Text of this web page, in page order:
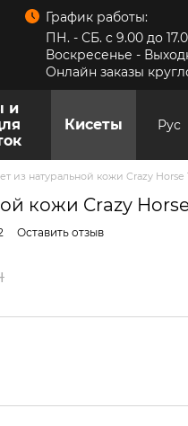
График работы:
ПН. - СБ. c 9.00 до
Воскресенье -
Онлайн заказы
и
Кисеты Рус
из натуральной кожи Crazy Horse
кожи Crazy Horse
Оставить отзыв